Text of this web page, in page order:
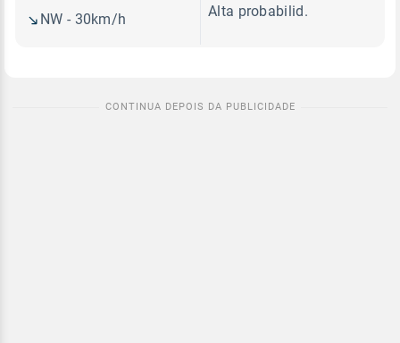
NW - 30km/h
Alta probabilid.